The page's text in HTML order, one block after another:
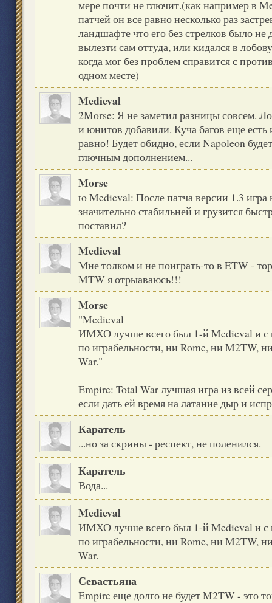
мере почти не глючит.(как например в
патчей он все равно несколько раз
ландшафте что его без стрелков было не
вылезти сам оттуда, или кидался в
когда мог без проблем справится с
одном месте)
Medieval
2Morse: Я не заметил разницы совсем.
и юнитов добавили. Куча багов еще
равно! Будет обидно, если Napoleon
глючным дополнением...
Morse
to Medieval: После патча версии 1.3 игра
значительно стабильней и грузится
поставил?
Medieval
Мне толком и не поиграть-то в ETW -
MTW я отрыаваюсь!!!
Morse
"Medieval
ИМХО лучше всего был 1-й Medieval и с
по играбельности, ни Rome, ни M2TW,
War."
Empire: Total War лучшая игра из всей
если дать ей время на латание дыр и
Каратель
...но за скрины - респект, не поленился.
Каратель
Вода...
Medieval
ИМХО лучше всего был 1-й Medieval и с
по играбельности, ни Rome, ни M2TW,
War.
Севастьяна
Empire еще долго не будет M2TW - это